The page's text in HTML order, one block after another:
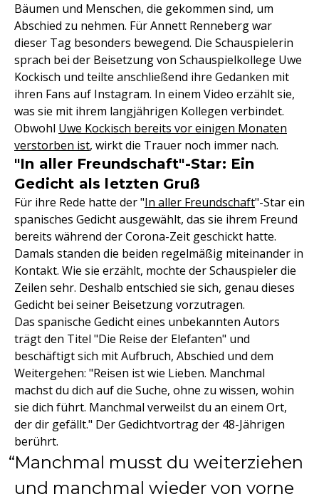
Bäumen und Menschen, die gekommen sind, um
Abschied zu nehmen. Für Annett Renneberg war
dieser Tag besonders bewegend. Die Schauspielerin
sprach bei der Beisetzung von Schauspielkollege Uwe
Kockisch und teilte anschließend ihre Gedanken mit
ihren Fans auf Instagram. In einem Video erzählt sie,
was sie mit ihrem langjährigen Kollegen verbindet.
Obwohl Uwe Kockisch bereits vor einigen Monaten
verstorben ist, wirkt die Trauer noch immer nach.
"In aller Freundschaft"-Star: Ein
Gedicht als letzten Gruß
Für ihre Rede hatte der "In aller Freundschaft"-Star ein
spanisches Gedicht ausgewählt, das sie ihrem Freund
bereits während der Corona-Zeit geschickt hatte.
Damals standen die beiden regelmäßig miteinander in
Kontakt. Wie sie erzählt, mochte der Schauspieler die
Zeilen sehr. Deshalb entschied sie sich, genau dieses
Gedicht bei seiner Beisetzung vorzutragen.
Das spanische Gedicht eines unbekannten Autors
trägt den Titel "Die Reise der Elefanten" und
beschäftigt sich mit Aufbruch, Abschied und dem
Weitergehen: "Reisen ist wie Lieben. Manchmal
machst du dich auf die Suche, ohne zu wissen, wohin
sie dich führt. Manchmal verweilst du an einem Ort,
der dir gefällt." Der Gedichtvortrag der 48-Jährigen
berührt.
Manchmal musst du weiterziehen
und manchmal wieder von vorne